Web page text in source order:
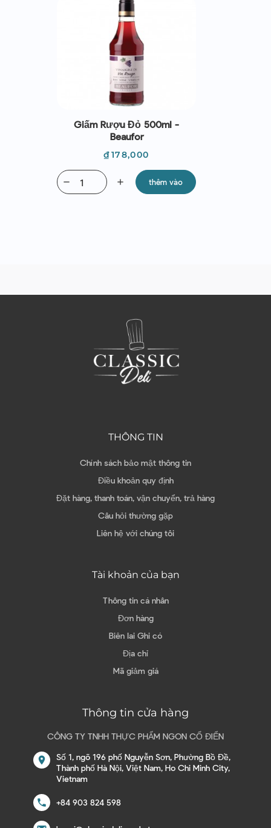
Giấm Rượu Đỏ 500ml -
Beaufor
Giá
₫178,000
add
remove thêm vào
THÔNG TIN
Chính sách bảo mật thông tin
Điều khoản quy định
Đặt hàng, thanh toán, vận chuyển, trả hàng
Câu hỏi thường gặp
Liên hệ với chúng tôi
Tài khoản của bạn
Thông tin cá nhân
Đơn hàng
Biên lai Ghi có
Địa chỉ
Mã giảm giá
Thông tin cửa hàng
CÔNG TY TNHH THỰC PHẨM NGON CỔ ĐIỂN
location_on
Số 1, ngõ 196 phố Nguyễn Sơn, Phường Bồ Đề,
Thành phố Hà Nội, Việt Nam, Ho Chi Minh City,
Vietnam
call +84 903 824 598